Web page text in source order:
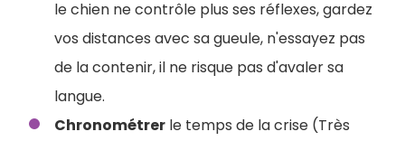
le chien ne contrôle plus ses réflexes, gardez
vos distances avec sa gueule, n'essayez pas
de la contenir, il ne risque pas d'avaler sa
langue.
Chronométrer le temps de la crise (Très